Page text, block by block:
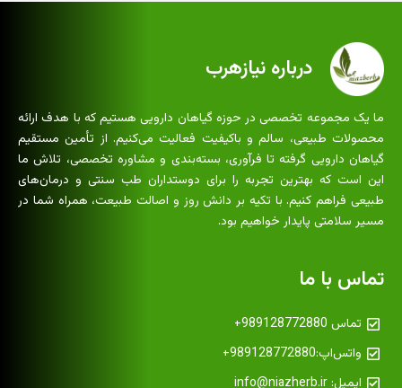
درباره نیازهرب
ما یک مجموعه تخصصی در حوزه گیاهان دارویی هستیم که با هدف ارائه
محصولات طبیعی، سالم و باکیفیت فعالیت می‌کنیم. از تأمین مستقیم
گیاهان دارویی گرفته تا فرآوری، بسته‌بندی و مشاوره تخصصی، تلاش ما
این است که بهترین تجربه را برای دوستداران طب سنتی و درمان‌های
طبیعی فراهم کنیم. با تکیه بر دانش روز و اصالت طبیعت، همراه شما در
مسیر سلامتی پایدار خواهیم بود.
تماس با ما
تماس 989128772880+
واتس‌اپ:989128772880+
ایمیل: info@niazherb.ir